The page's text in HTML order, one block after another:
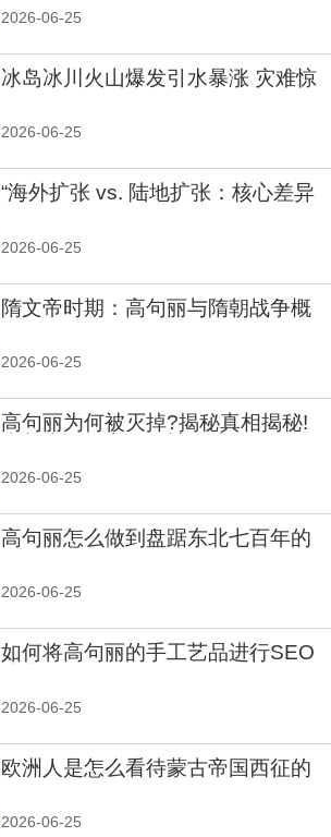
2026-06-25
冰岛冰川火山爆发引水暴涨 灾难惊
2026-06-25
“海外扩张 vs. 陆地扩张：核心差异
2026-06-25
隋文帝时期：高句丽与隋朝战争概
2026-06-25
高句丽为何被灭掉?揭秘真相揭秘!
2026-06-25
高句丽怎么做到盘踞东北七百年的
2026-06-25
如何将高句丽的手工艺品进行SEO
2026-06-25
欧洲人是怎么看待蒙古帝国西征的
2026-06-25